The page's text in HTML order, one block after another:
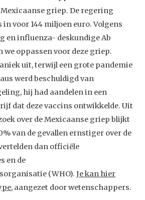
Generale
Home
Agenda
Video
griep. De regering
voor 144 miljoen euro. Volgens
en influenza- deskundige Ab
we oppassen voor deze griep.
uit, terwijl een grote pandemie
werd beschuldigd van
hij had aandelen in een
dat deze vaccins ontwikkelde. Uit
over de Mexicaanse griep blijkt
van de gevallen ernstiger over de
dan officiële
en de
(WHO).Je kan hier
, aangezet door wetenschappers.